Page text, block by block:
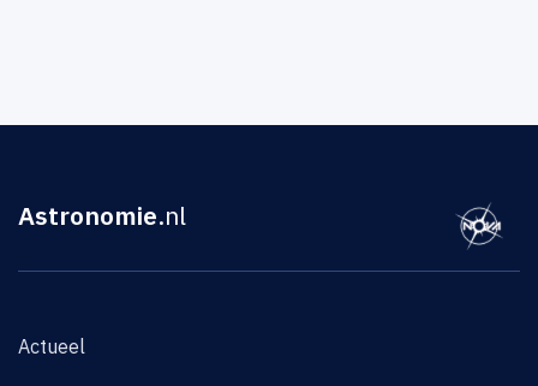
Astronomie.nl
Actueel